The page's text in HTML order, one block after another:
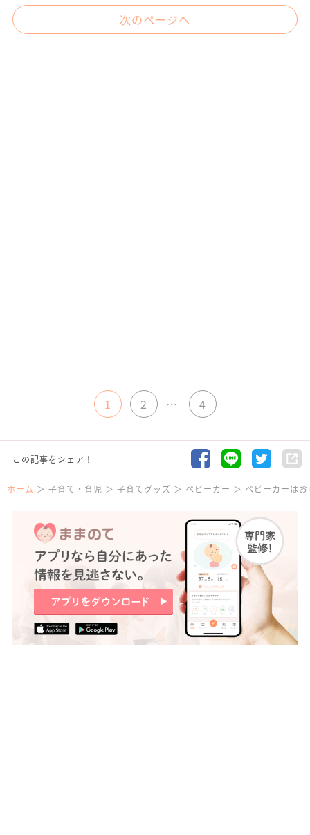
次のページへ
1 2 … 4
この記事をシェア！
ホーム 子育て・育児 子育てグッズ ベビーカー ベビーカーは